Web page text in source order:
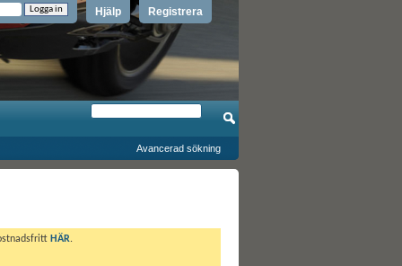
Registrera
Hjälp
Avancerad sökning
HÄR.